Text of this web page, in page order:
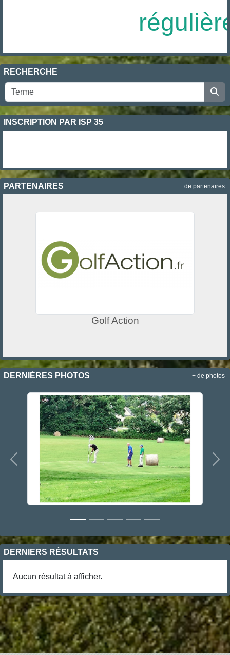
RECHERCHE
INSCRIPTION PAR ISP 35
PARTENAIRES
Golf Action
+ de partenaires
DERNIÈRES PHOTOS
Précedent
+ de photos
DERNIERS RÉSULTATS
Aucun résultat à afficher.